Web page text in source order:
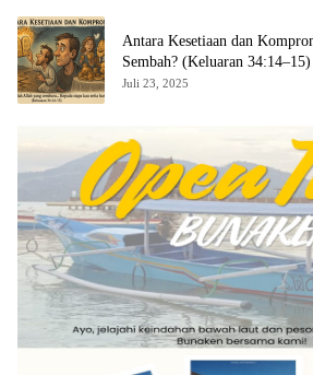
Antara Kesetiaan dan
Sembah? (Keluaran 34:14–15)
Juli 23, 2025